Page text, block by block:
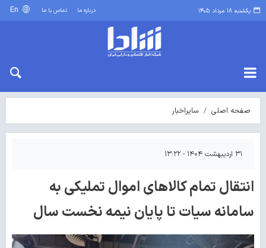
یکشنبه ۱۸ مرداد ۱۴۰۵ درباره ما تماس با ما
صفحه اصلی سایراخبار
۳۱ اردیبهشت ۱۴۰۴ - ۱۳:۲۲
انتقال تمام كالاهای اموال تملیكی به
سامانه سیات تا پایان نیمه نخست سال